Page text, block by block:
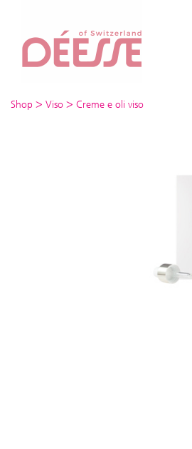
Shop > Viso > Creme e oli viso